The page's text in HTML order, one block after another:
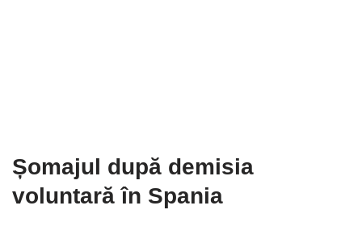
Șomajul după demisia
voluntară în Spania